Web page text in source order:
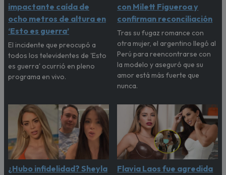
impactante caída de
ocho metros de altura en
‘Esto es guerra’
El incidente que preocupó a
todos los televidentes de 'Esto
es guerra' ocurrió en pleno
programa en vivo.
con Milett Figueroa y
confirman reconciliación
Tras su fugaz romance con
otra mujer, el argentino llegó al
Perú para reencontrarse con
la modelo y aseguró que su
amor está más fuerte que
nunca.
¿Hubo infidelidad? Sheyla
Flavia Laos fue agredida